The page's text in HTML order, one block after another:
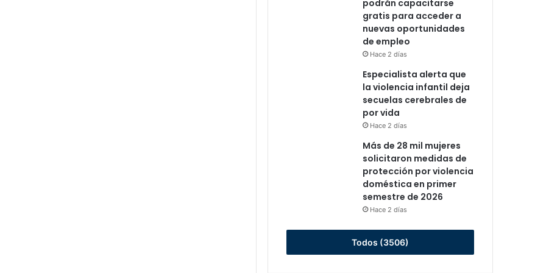
podrán capacitarse
gratis para acceder a
nuevas oportunidades
de empleo
Hace 2 días
Especialista alerta que
la violencia infantil deja
secuelas cerebrales de
por vida
Hace 2 días
Más de 28 mil mujeres
solicitaron medidas de
protección por violencia
doméstica en primer
semestre de 2026
Hace 2 días
Todos (3506)